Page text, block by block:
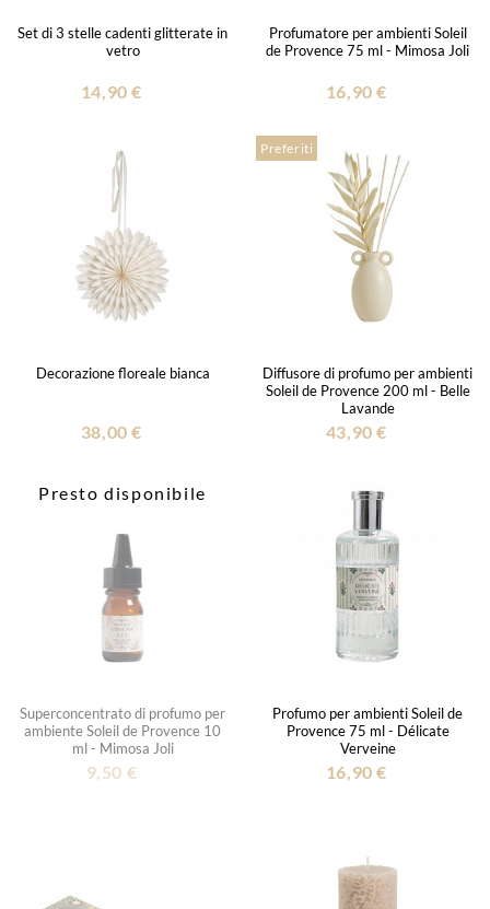
Set di 3 stelle cadenti glitterate in
vetro
14,90 €
Profumatore per ambienti Soleil
de Provence 75 ml - Mimosa Joli
16,90 €
Decorazione floreale bianca
38,00 €
Preferiti
Diffusore di profumo per ambienti
Soleil de Provence 200 ml - Belle
Lavande
43,90 €
Presto disponibile
Superconcentrato di profumo per
ambiente Soleil de Provence 10
ml - Mimosa Joli
9,50 €
Profumo per ambienti Soleil de
Provence 75 ml - Délicate
Verveine
16,90 €